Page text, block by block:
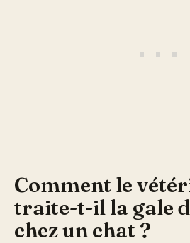
Comment le
traite-t-il la gale
chez un chat ?